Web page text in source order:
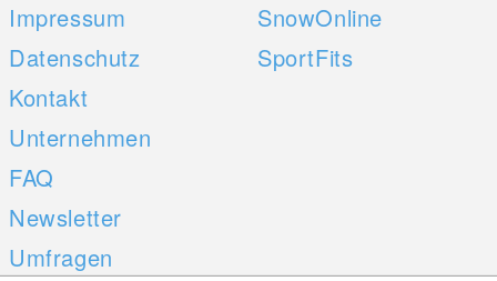
Impressum
Datenschutz
Kontakt
Unternehmen
FAQ
Newsletter
Umfragen
SnowOnline
SportFits